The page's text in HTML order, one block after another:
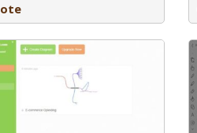
Explain Everything is een digibord voor
de Ipad.
Een oneindige canvas met een
opnametool waarmee je van het
whiteboard een uitlegvideo kan maken.